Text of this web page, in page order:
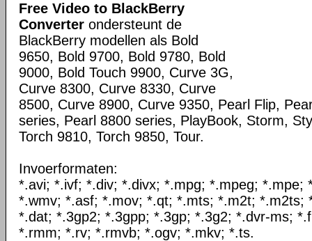
Free Video to BlackBerry
Converter ondersteunt de
BlackBerry modellen als Bold
9650, Bold 9700, Bold 9780, Bold
9000, Bold Touch 9900, Curve 3G,
Curve 8300, Curve 8330, Curve
8500, Curve 8900, Curve 9350, Pearl Flip,
series, Pearl 8800 series, PlayBook, Storm,
Torch 9810, Torch 9850, Tour.
Invoerformaten:
*.avi; *.ivf; *.div; *.divx; *.mpg; *.mpeg; *.mpe;
*.wmv; *.asf; *.mov; *.qt; *.mts; *.m2t; *.m2ts;
*.dat; *.3gp2; *.3gpp; *.3gp; *.3g2; *.dvr-ms;
*.rmm; *.rv; *.rmvb; *.ogv; *.mkv; *.ts.